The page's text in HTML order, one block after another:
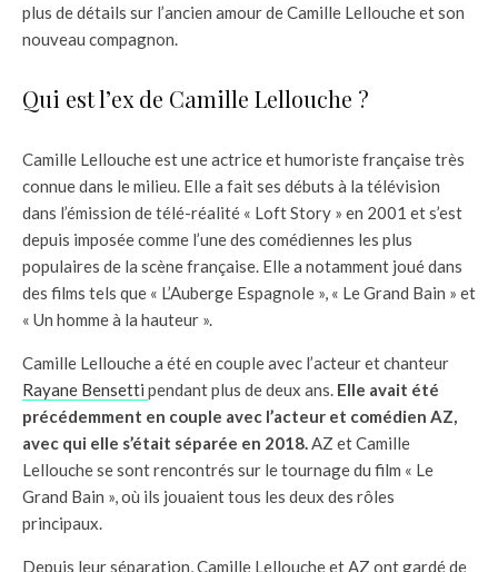
plus de détails sur l’ancien amour de Camille Lellouche et son
nouveau compagnon.
Qui est l’ex de Camille Lellouche ?
Camille Lellouche est une actrice et humoriste française très
connue dans le milieu. Elle a fait ses débuts à la télévision
dans l’émission de télé-réalité « Loft Story » en 2001 et s’est
depuis imposée comme l’une des comédiennes les plus
populaires de la scène française. Elle a notamment joué dans
des films tels que « L’Auberge Espagnole », « Le Grand Bain » et
« Un homme à la hauteur ».
Camille Lellouche a été en couple avec l’acteur et chanteur
Rayane Bensetti pendant plus de deux ans. Elle avait été
précédemment en couple avec l’acteur et comédien AZ,
avec qui elle s’était séparée en 2018.AZ et Camille
Lellouche se sont rencontrés sur le tournage du film « Le
Grand Bain », où ils jouaient tous les deux des rôles
principaux.
Depuis leur séparation, Camille Lellouche et AZ ont gardé de